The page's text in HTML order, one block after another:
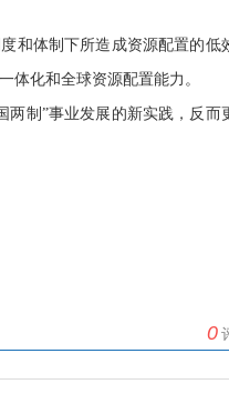
和体制下所造成资源配置的低
体化和全球资源配置能力。
两制”事业发展的新实践，反而
0